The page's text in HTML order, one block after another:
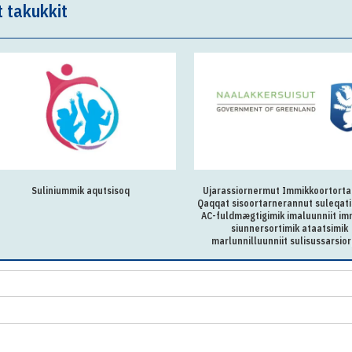
takukkit
Suliniummik aqutsisoq
Ujarassiornermut
Qaqqat sisoortarnerannut
AC-fuldmægtigimik imaluunniit
siunnersortimik ataatsimik
marlunnilluunniit